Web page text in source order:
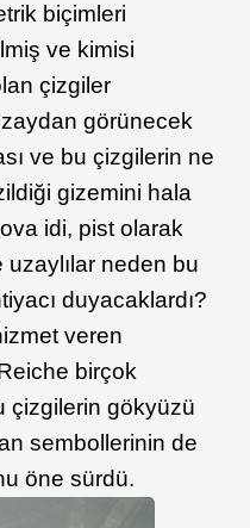
biçimleri
ve kimisi
çizgiler
görünecek
ve bu çizgilerin ne
gizemini hala
idi, pist olarak
uzaylılar neden bu
duyacaklardı?
veren
birçok
çizgilerin gökyüzü
sembollerinin de
öne sürdü.